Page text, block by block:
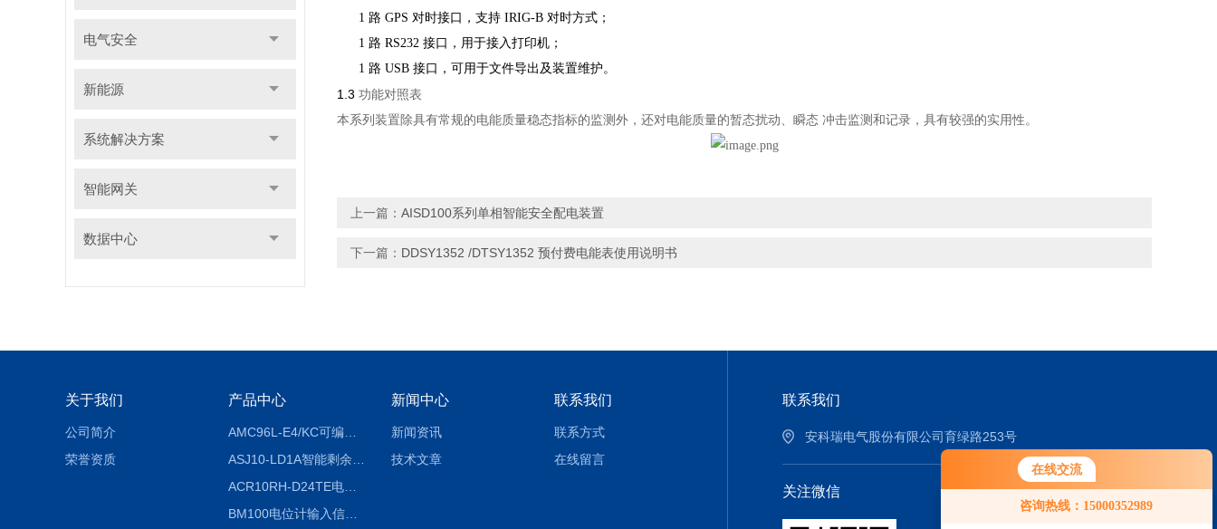
在线交流
咨询热线：15000352989
电气安全
新能源
系统解决方案
智能网关
数据中心
1 路 GPS 对时接口，支持 IRIG-B 对时方式；
1 路 RS232 接口，用于接入打印机；
1 路 USB 接口，可用于文件导出及装置维护。
1.3 功能对照表
本系列装置除具有常规的电能质量稳态指标的监测外，还对电能质量的暂态扰动、瞬态 冲击监测和记录，具有较强的实用性。
上一篇： AISD100系列单相智能安全配电装置
下一篇： DDSY1352 /DTSY1352 预付费电能表使用说明书
关于我们
公司简介
荣誉资质
产品中心
ACR10RH-D24TE电力仪表外置开口式互感器
BM100电位计输入信号隔离器
新闻中心
新闻资讯
技术文章
联系我们
联系方式
在线留言
联系我们
安科瑞电气股份有限公司育绿路253号
关注微信